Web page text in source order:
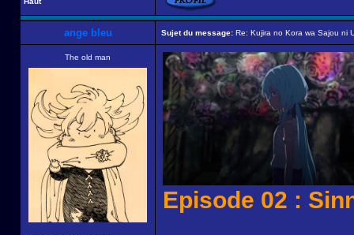
ange bleu Sujet du message: Re: Kujira no Kora wa Sajou ni
The old man
Episode 02 :